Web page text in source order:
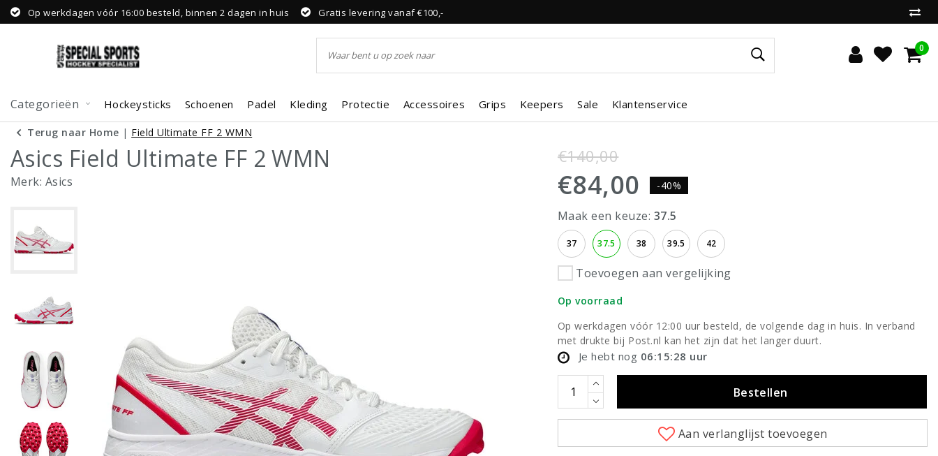
Op werkdagen vóór 16:00 besteld, binnen 2 dagen in huis Gratis levering vanaf €100,-
0
Categorieën Hockeysticks Schoenen Padel Kleding Protectie Accessoires Grips Keepers Sale Klantenservice
Terug naar Home | Field Ultimate FF 2 WMN
Asics Field Ultimate FF 2 WMN
Merk: Asics
€140,00
€84,00 -40%
Maak een keuze: 37.5
37 37.5 38 39.5 42
Toevoegen aan vergelijking
Op voorraad
Op werkdagen vóór 12:00 uur besteld, de volgende dag in huis. In verband
met drukte bij Post.nl kan het zijn dat het langer duurt.
Je hebt nog 06:15:28 uur
Bestellen
Aan verlanglijst toevoegen